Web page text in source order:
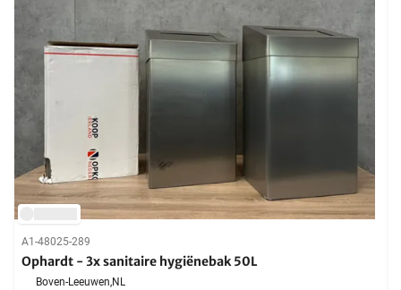
A1-48025-289
Ophardt - 3x sanitaire hygiënebak 50L
Boven-Leeuwen,NL